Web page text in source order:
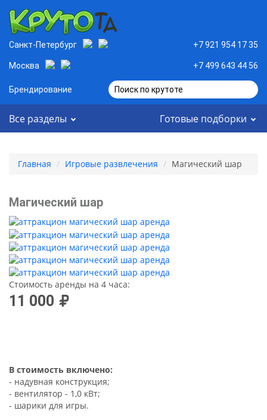
Санкт-Петербург +7 921 954 17 35
Москва +7 499 643 44 56
Брендирование Поиск по крутоте
Все разделы Готовые подборки
Главная Игровые развлечения Магический шар
Магический шар
Стоимость аренды на 4 часа:
11 000
В стоимость включено:
- надувная конструкция;
- вентилятор - 1,0 кВт;
- шарики для игры.